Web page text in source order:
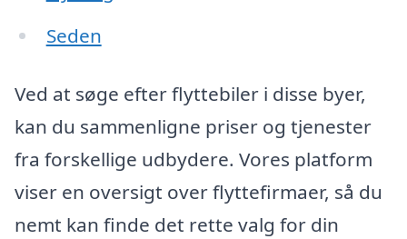
Seden
Ved at søge efter flyttebiler i disse byer,
kan du sammenligne priser og tjenester
fra forskellige udbydere. Vores platform
viser en oversigt over flyttefirmaer, så du
nemt kan finde det rette valg for din